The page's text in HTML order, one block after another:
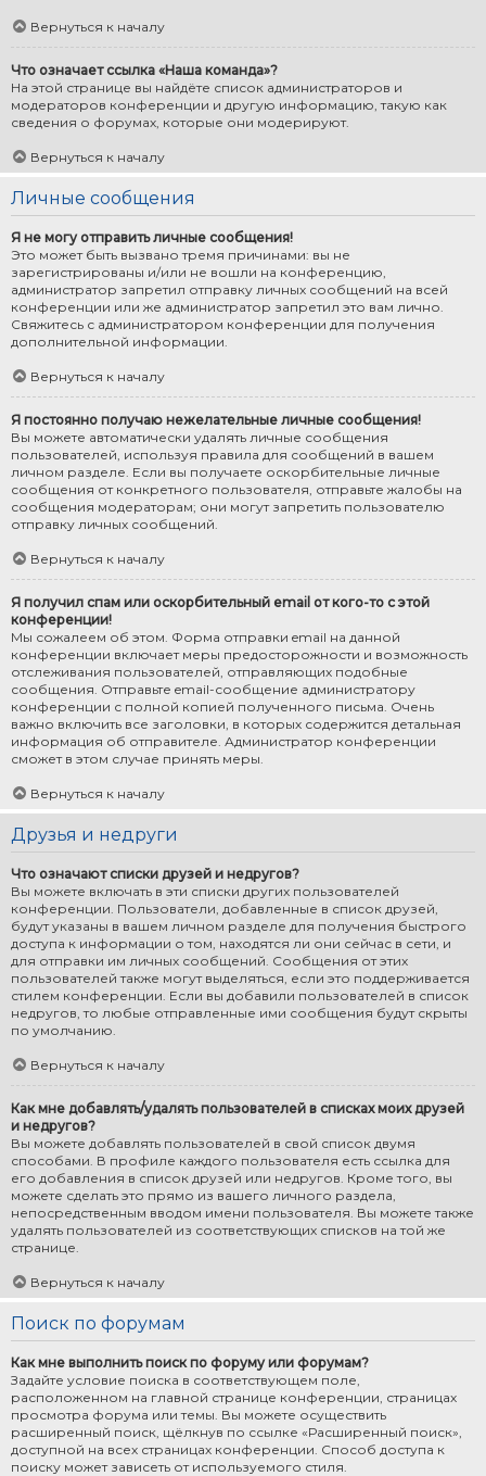
Вернуться к началу
Что означает ссылка «Наша команда»?
На этой странице вы найдёте список администраторов и
модераторов конференции и другую информацию, такую как
сведения о форумах, которые они модерируют.
Вернуться к началу
Личные сообщения
Я не могу отправить личные сообщения!
Это может быть вызвано тремя причинами: вы не
зарегистрированы и/или не вошли на конференцию,
администратор запретил отправку личных сообщений на всей
конференции или же администратор запретил это вам лично.
Свяжитесь с администратором конференции для получения
дополнительной информации.
Вернуться к началу
Я постоянно получаю нежелательные личные сообщения!
Вы можете автоматически удалять личные сообщения
пользователей, используя правила для сообщений в вашем
личном разделе. Если вы получаете оскорбительные личные
сообщения от конкретного пользователя, отправьте жалобы на
сообщения модераторам; они могут запретить пользователю
отправку личных сообщений.
Вернуться к началу
Я получил спам или оскорбительный email от кого-то с этой
конференции!
Мы сожалеем об этом. Форма отправки email на данной
конференции включает меры предосторожности и возможность
отслеживания пользователей, отправляющих подобные
сообщения. Отправьте email-сообщение администратору
конференции с полной копией полученного письма. Очень
важно включить все заголовки, в которых содержится детальная
информация об отправителе. Администратор конференции
сможет в этом случае принять меры.
Вернуться к началу
Друзья и недруги
Что означают списки друзей и недругов?
Вы можете включать в эти списки других пользователей
конференции. Пользователи, добавленные в список друзей,
будут указаны в вашем личном разделе для получения быстрого
доступа к информации о том, находятся ли они сейчас в сети, и
для отправки им личных сообщений. Сообщения от этих
пользователей также могут выделяться, если это поддерживается
стилем конференции. Если вы добавили пользователей в список
недругов, то любые отправленные ими сообщения будут скрыты
по умолчанию.
Вернуться к началу
Как мне добавлять/удалять пользователей в списках моих друзей
и недругов?
Вы можете добавлять пользователей в свой список двумя
способами. В профиле каждого пользователя есть ссылка для
его добавления в список друзей или недругов. Кроме того, вы
можете сделать это прямо из вашего личного раздела,
непосредственным вводом имени пользователя. Вы можете также
удалять пользователей из соответствующих списков на той же
странице.
Вернуться к началу
Поиск по форумам
Как мне выполнить поиск по форуму или форумам?
Задайте условие поиска в соответствующем поле,
расположенном на главной странице конференции, страницах
просмотра форума или темы. Вы можете осуществить
расширенный поиск, щёлкнув по ссылке «Расширенный поиск»,
доступной на всех страницах конференции. Способ доступа к
поиску может зависеть от используемого стиля.